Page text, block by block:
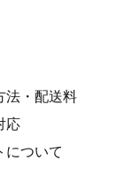
法・配送料
応
について